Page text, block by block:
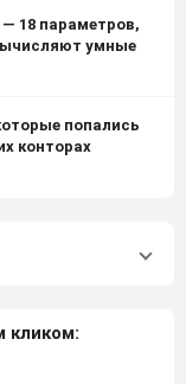
18 параметров,
умные
попались
конторах
кликом: